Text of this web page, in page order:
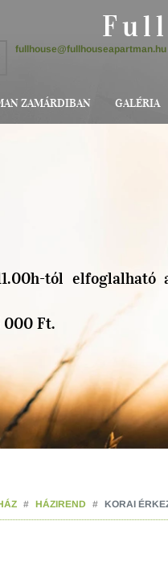
ZAMÁRDIBAN GALÉRIA
fullhouse@fullhouseapartman.hu
tól
000 Ft.
HÁZIREND KORAI